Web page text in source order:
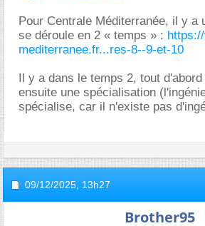
Pour Centrale Méditerranée, il y a
se déroule en 2 « temps » :
mediterranee.fr...res-8--9-et-10
Il y a dans le temps 2, tout
ensuite une spécialisation
spécialise, car il n'existe pas
09/12/2025, 13h27
Brother95